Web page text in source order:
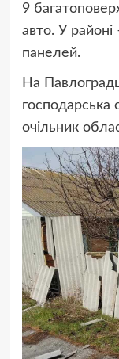
9
авто. У районі
панелей.
На
господарська
очільник